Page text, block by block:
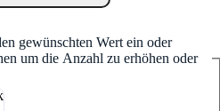
gewünschten Wert ein oder
um die Anzahl zu erhöhen oder